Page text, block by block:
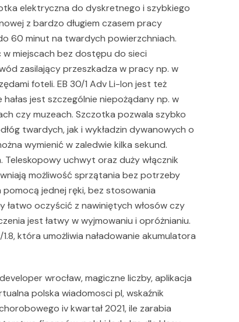
elektryczna do dyskretnego i szybkiego
z bardzo długiem czasem pracy
60 minut na twardych powierzchniach.
miejscach bez dostępu do sieci
zasilający przeszkadza w pracy np. w
foteli. EB 30/1 Adv Li-Ion jest też
jest szczególnie niepożądany np. w
czy muzeach. Szczotka pozwala szybko
twardych, jak i wykładzin dywanowych o
wymienić w zaledwie kilka sekund.
Teleskopowy uchwyt oraz duży włącznik
możliwość sprzątania bez potrzeby
jednej ręki, bez stosowania
łatwo oczyścić z nawiniętych włosów czy
jest łatwy w wyjmowaniu i opróżnianiu.
która umożliwia naładowanie akumulatora
wrocław, magiczne liczby, aplikacja
polska wiadomosci pl, wskaźnik
iv kwartał 2021, ile zarabia